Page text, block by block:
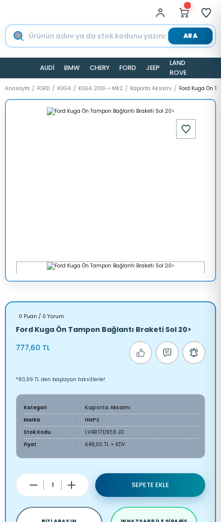
ARA
AUDİ BMW CHERY FORD JEEP
LAND
ROVER
Anasayfa FORD KUGA KUGA 2013-> MK2 Kaporta Aksamı Ford Kuga Ön
0 Puan / 0 Yorum
Ford Kuga Ön Tampon Bağlantı Braketi Sol 20>
777,60 TL
*80,99 TL den başlayan taksitlerle!
Kategori
Kaporta Aksamı
Marka
HMPX
Stok Kodu
LV4B 17D959 JD
Fiyat
648,00 TL + KDV
SEPETE EKLE